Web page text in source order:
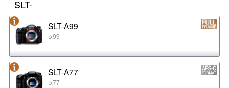
SLT-
SLT-A99
α99
SLT-A77
α77